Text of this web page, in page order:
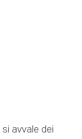
avvale dei